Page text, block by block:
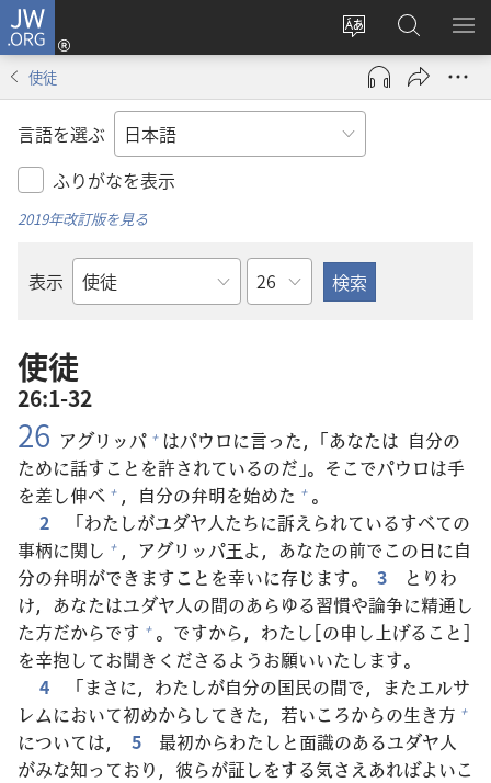
JW.ORG
サ
イ
ト
の
言
え
る
ロ
グ
ン
し
で
開
JW.ORG
の
検
メ
を
使徒
言語を選ぶ
ふりがなを表示
2019年改訂版を見る
表示
聖
の
書
名
章
使徒
26:1-32
26 アグリッパ + はパウロに言った，「あなたは 自分の
ために話すことを許されているのだ」。そこでパウロは手
を差し伸べ + ， 自分の弁明を始めた + 。
2
「わたしがユダヤ人たちに訴えられているすべての
事柄に関し + ，アグリッパ王よ，あなたの前でこの日に自
分の弁明ができますことを幸いに存じます。 3
とりわ
け，あなたはユダヤ人の間のあらゆる習慣や論争に精通し
た方だからです + 。ですから，わたし[の申 し 上げること]
を辛抱してお聞きくださるようお願いいたします。
4
「まさに，わたしが自分の国民の間で，またエルサ
レムにおいて初めからしてきた， 若いころからの生き方 +
については， 5 最初からわたしと面識のあるユダヤ人
がみな知っており， 彼らが証しをする気さえあればよいこ